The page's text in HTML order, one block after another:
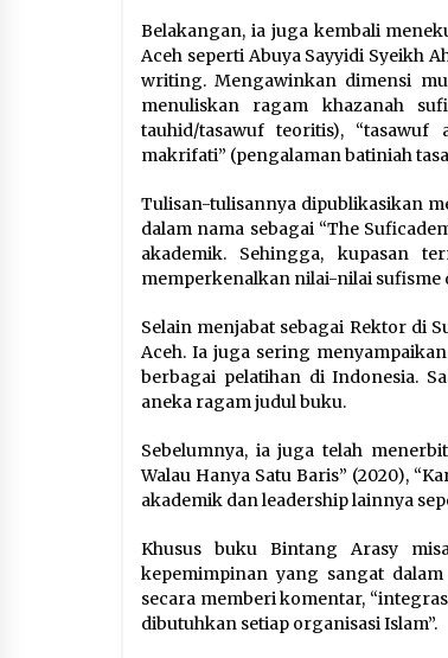
Belakangan, ia juga kembali
Aceh seperti Abuya Sayyidi Syeikh
writing. Mengawinkan dimensi
menuliskan ragam khazanah
tauhid/tasawuf teoritis), “tasawuf
makrifati” (pengalaman batiniah
Tulisan-tulisannya dipublikasikan
dalam nama sebagai “The
akademik. Sehingga, kupasan
memperkenalkan nilai-nilai sufisme
Selain menjabat sebagai Rektor di
Aceh. Ia juga sering
berbagai pelatihan di Indonesia.
aneka ragam judul buku.
Sebelumnya, ia juga telah
Walau Hanya Satu Baris” (2020),
akademik dan leadership lainnya
Khusus buku Bintang Arasy
kepemimpinan yang sangat
secara memberi komentar,
dibutuhkan setiap organisasi Islam”.